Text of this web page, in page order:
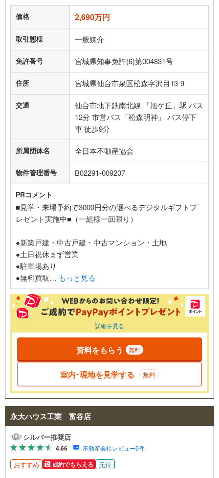
価格 2,690万円
取引態様 一般媒介
免許番号 宮城県知事免許(6)第004831号
住所 宮城県仙台市泉区松森字沢目13-9
交通
仙台市地下鉄南北線 「旭ケ丘」駅 バス
12分 市営バス「松森明神」 バス停下
車 徒歩9分
所属団体名 全日本不動産協会
物件管理番号 B02291-009207
PRコメント
■見学・来場予約で3000円分の選べるデジタルギフトプ
レゼント実施中■（一組様一回限り）
●新築戸建・中古戸建・中古マンション・土地
●土日祝休まず営業
●駐車場あり
●無料買取… もっと見る
詳細を見る
資料をもらう 無料
室内･現地を見学する 無料
永大ハウス工業 富谷店
シルバー推奨店
4.66 不動産会社レビュー6件
おすすめ 成約でもらえる 元付